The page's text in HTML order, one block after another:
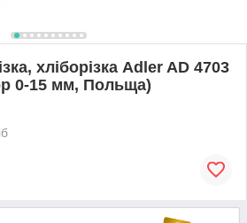
хліборізка Adler AD 4703
0-15 мм, Польща)